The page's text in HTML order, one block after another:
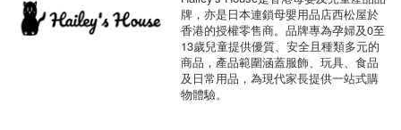
牌，亦是日本連鎖母嬰用品店西松屋於
香港的授權零售商。品牌專為孕婦及0至
13歲兒童提供優質、安全且種類多元的
商品，產品範圍涵蓋服飾、玩具、食品
及日常用品，為現代家長提供一站式購
物體驗。